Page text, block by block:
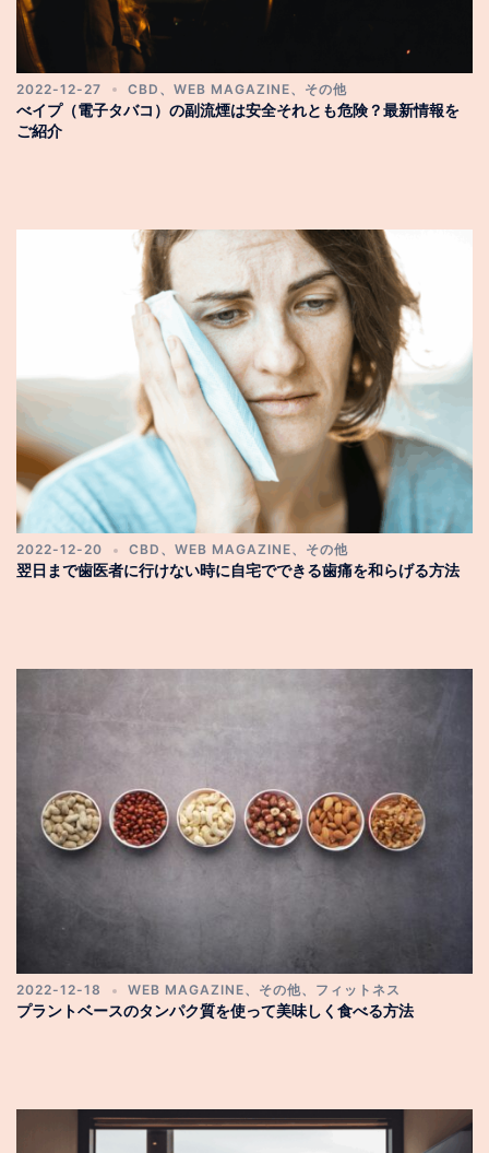
2022-12-27 CBD 、 WEB MAGAZINE、 その他
べイプ（電子タバコ）の副流煙は安全それとも危険？最新情報を
ご紹介
2022-12-20 CBD 、 WEB MAGAZINE、 その他
翌日まで歯医者に行けない時に自宅でできる歯痛を和らげる方法
2022-12-18 WEB MAGAZINE、 その他、 フィットネス
プラントベースのタンパク質を使って美味しく食べる方法